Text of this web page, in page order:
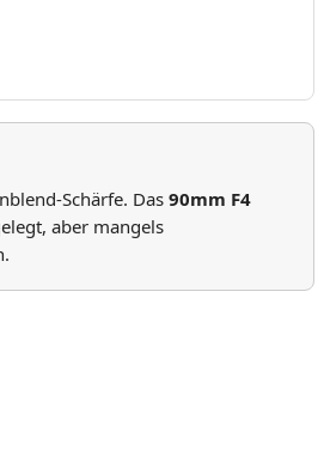
Schärfe. Das 90mm F4
aber mangels